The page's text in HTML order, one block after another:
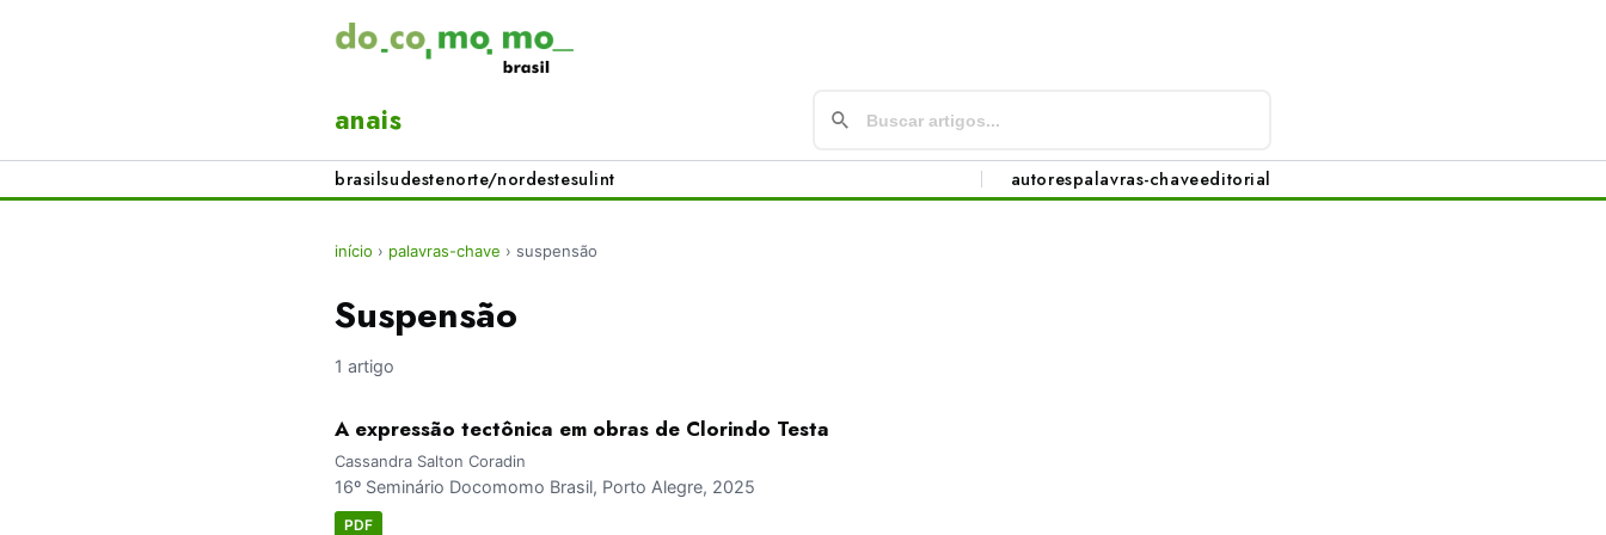
anais
brasilsudestenorte/nordestesulint autorespalavras-chaveeditorial
início › palavras-chave › suspensão
Suspensão
1 artigo
A expressão tectônica em obras de Clorindo Testa
Cassandra Salton Coradin
16º Seminário Docomomo Brasil, Porto Alegre, 2025
PDF